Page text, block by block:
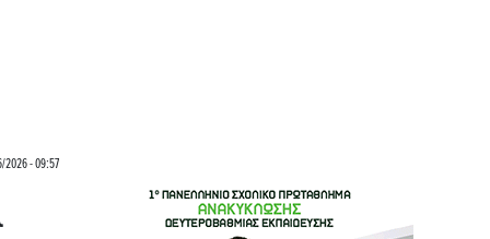
2026 - 09:57